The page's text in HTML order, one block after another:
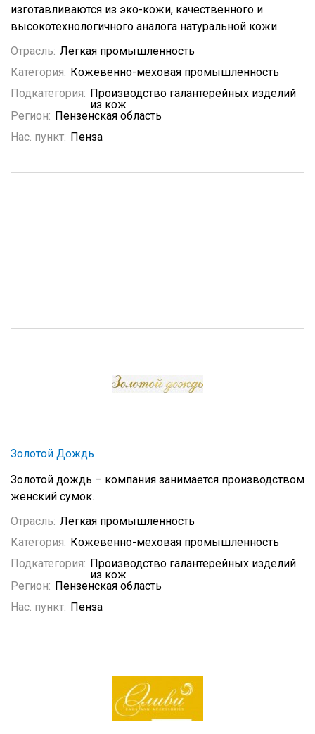
изготавливаются из эко-кожи, качественного и
высокотехнологичного аналога натуральной кожи.
Отрасль: Легкая промышленность
Категория: Кожевенно-меховая промышленность
Подкатегория: Производство галантерейных изделий
из кож
Регион: Пензенская область
Нас. пункт: Пенза
Золотой Дождь
Золотой дождь – компания занимается производством
женский сумок.
Отрасль: Легкая промышленность
Категория: Кожевенно-меховая промышленность
Подкатегория: Производство галантерейных изделий
из кож
Регион: Пензенская область
Нас. пункт: Пенза